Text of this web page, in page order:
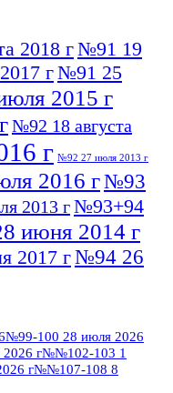
2018 г№91 19
г№91 25
2015 г
№92 18 августа
г №92 27 июля 2013 г
2016 г№93
2013 г№93+94
июня 2014 г
2017 г№94 26
3 августа
9 августа
№99-100 28 июля 2026
г№№102-103 1
г№№107-108 8